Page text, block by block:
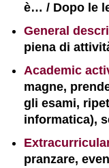
è… / Dopo le
General
piena di
Academic
magne,
gli esami,
informatica),
pranzare,